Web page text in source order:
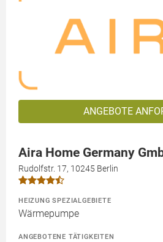
ANGEBOTE
Aira Home Germany
Rudolfstr. 17, 10245 Berlin
HEIZUNG SPEZIALGEBIETE
Wärmepumpe
ANGEBOTENE TÄTIGKEITEN